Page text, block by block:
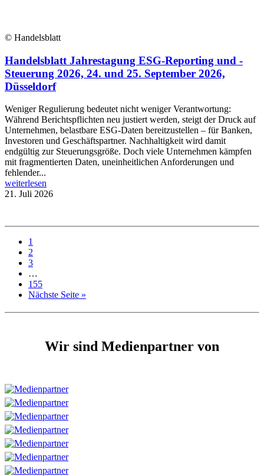
© Handelsblatt
Handelsblatt Jahrestagung ESG-Reporting und -
Steuerung 2026, 24. und 25. September 2026,
Düsseldorf
Weniger Regulierung bedeutet nicht weniger Verantwortung:
Während Berichtspflichten neu justiert werden, steigt der Druck auf
Unternehmen, belastbare ESG-Daten bereitzustellen – für Banken,
Investoren und Geschäftspartner. Nachhaltigkeit wird damit
endgültig zur Steuerungsgröße. Doch viele Unternehmen kämpfen
mit fragmentierten Daten, uneinheitlichen Anforderungen und
fehlender...
weiterlesen
21. Juli 2026
1
2
3
…
155
Nächste Seite »
Wir sind Medienpartner von